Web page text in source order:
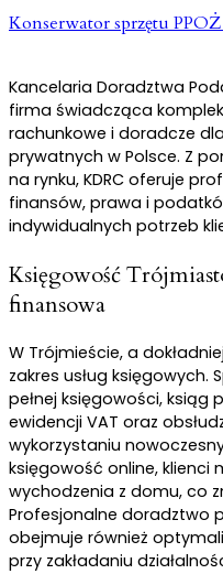
Konserwator sprzętu
Kancelaria Doradztwa
firma świadcząca
rachunkowe i doradcze
prywatnych w Polsce. Z
na rynku, KDRC oferuje
finansów, prawa i
indywidualnych potrzeb
Księgowość
finansowa
W Trójmieście, a
zakres usług księgowych.
pełnej księgowości, ksiąg
ewidencji VAT oraz
wykorzystaniu
księgowość online, klienci
wychodzenia z domu, co
Profesjonalne doradztwo
obejmuje również
przy zakładaniu